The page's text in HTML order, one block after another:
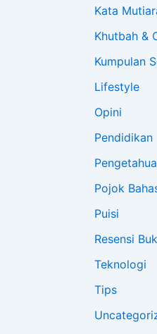
Kata
Khutbah &
Kumpulan
Lifestyle
Opini
Pendidikan
Pojok
Puisi
Resensi
Teknologi
Tips